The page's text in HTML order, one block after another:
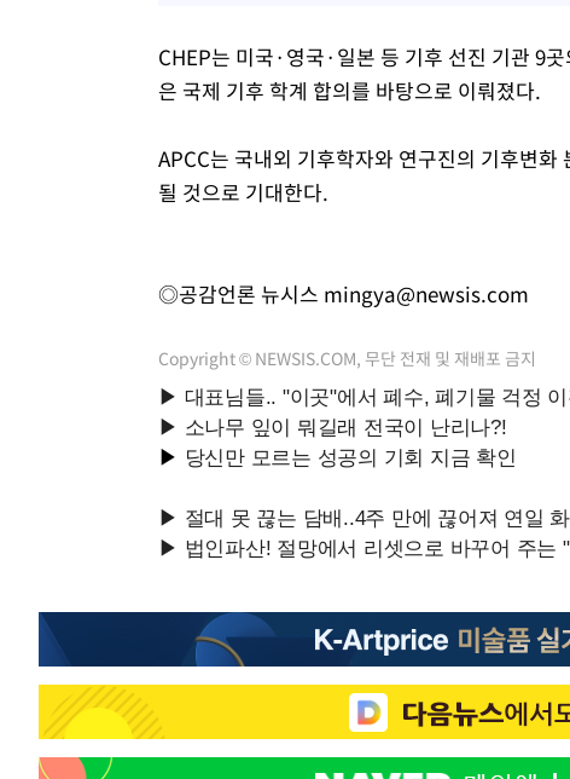
CHEP는 미국·영국·일본 등 기후 선진 기관 9
은 국제 기후 학계 합의를 바탕으로 이뤄졌다.
APCC는 국내외 기후학자와 연구진의 기후변
될 것으로 기대한다.
◎공감언론 뉴시스 mingya@newsis.com
Copyright © NEWSIS.COM, 무단 전재 및 재배포 금지